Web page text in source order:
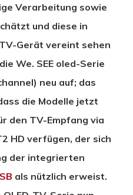
Verarbeitung sowie
und diese in
Gerät vereint sehen
We. SEE oled-Serie
neu auf; das
die Modelle jetzt
den TV-Empfang via
HD verfügen, der sich
der integrierten
als nützlich erweist.